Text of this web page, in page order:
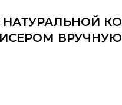
НАТУРАЛЬНОЙ
ВРУЧНУЮ